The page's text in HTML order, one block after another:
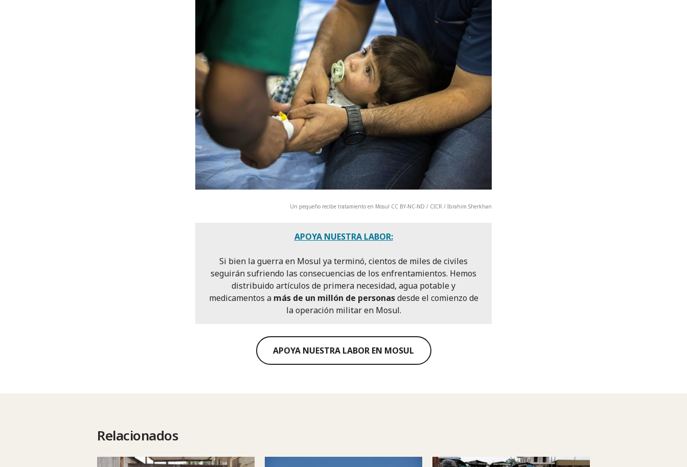
Un pequeño recibe tratamiento en Mosul CC BY-NC-ND / CICR / Ibrahim Sherkhan
APOYA NUESTRA LABOR:
Si bien la guerra en Mosul ya terminó, cientos de miles de civiles
seguirán sufriendo las consecuencias de los enfrentamientos. Hemos
distribuido artículos de primera necesidad, agua potable y
medicamentos a más de un millón de personasdesde el comienzo de
la operación militar en Mosul.
APOYA NUESTRA LABOR EN MOSUL
Relacionados